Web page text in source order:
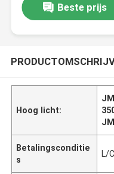
Beste prijs
Hoog licht:
Betalingsconditie
s
L/